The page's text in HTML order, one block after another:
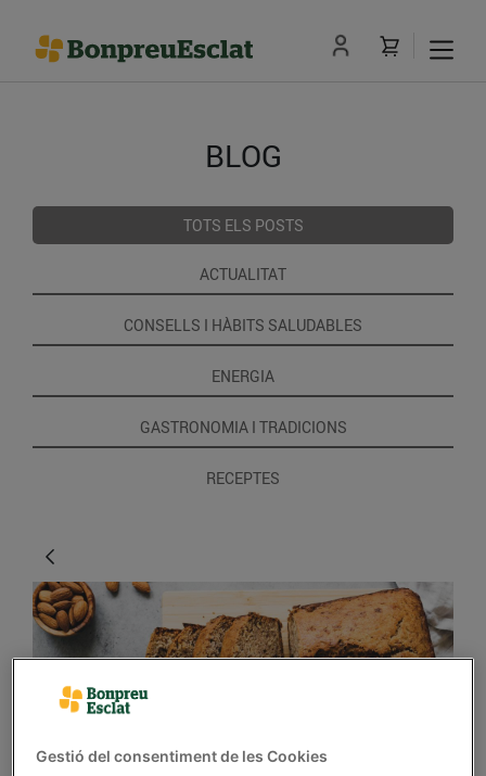
BLOG
TOTS ELS POSTS
ACTUALITAT
CONSELLS I HÀBITS SALUDABLES
ENERGIA
GASTRONOMIA I TRADICIONS
RECEPTES
Gestió del consentiment de les Cookies